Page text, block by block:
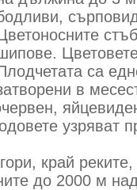
са
в
узряват
край
до 2000 м